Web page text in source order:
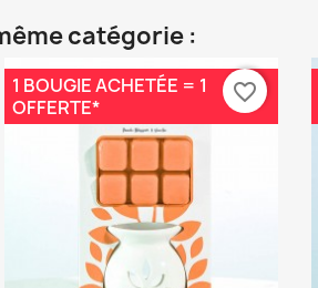
catégorie :
1 BOUGIE ACHETÉE = 1
OFFERTE*
favorite_border